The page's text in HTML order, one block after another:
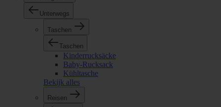
Unterwegs
Taschen
Taschen
Kinderrucksäcke
Baby-Rucksack
Kühltasche
Bekijk alles
Reisen